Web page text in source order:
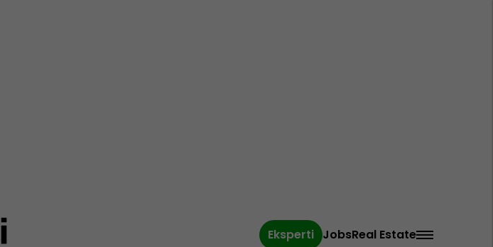
Eksperti JobsReal Estate